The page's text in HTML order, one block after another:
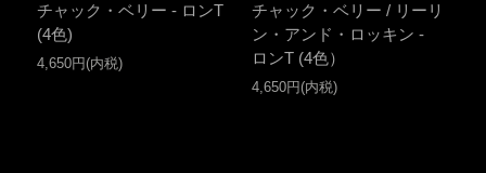
チャック・ベリー - ロンT
(4色)
4,650円(内税)
チャック・ベリー / リーリ
ン・アンド・ロッキン -
ロンT (4色）
4,650円(内税)